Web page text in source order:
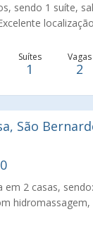
sendo 1 suíte,
Suítes
1
Vagas
2
São
2 casas,
hidromassagem,